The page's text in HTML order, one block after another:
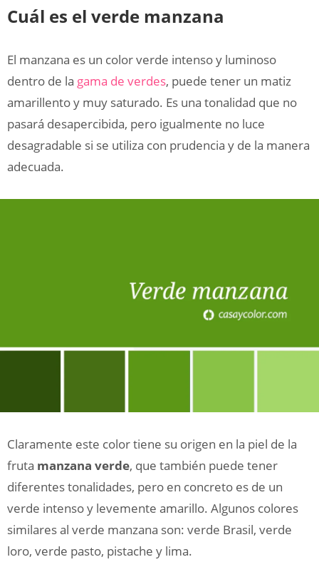
Cuál es el verde manzana
El manzana es un color verde intenso y luminoso
dentro de la gama de verdes, puede tener un matiz
amarillento y muy saturado. Es una tonalidad que no
pasará desapercibida, pero igualmente no luce
desagradable si se utiliza con prudencia y de la manera
adecuada.
Claramente este color tiene su origen en la piel de la
fruta manzana verde, que también puede tener
diferentes tonalidades, pero en concreto es de un
verde intenso y levemente amarillo. Algunos colores
similares al verde manzana son: verde Brasil, verde
loro, verde pasto, pistache y lima.